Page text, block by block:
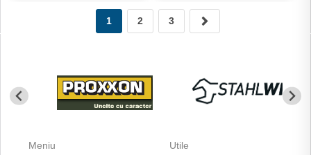
1 2 3
Meniu Utile